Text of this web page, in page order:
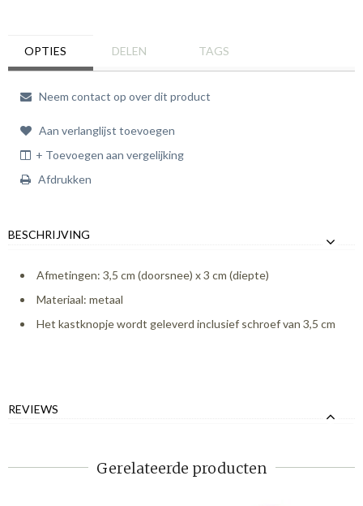
OPTIES DELEN TAGS
Neem contact op over dit product
Aan verlanglijst toevoegen
+ Toevoegen aan vergelijking
Afdrukken
BESCHRIJVING
Afmetingen: 3,5 cm (doorsnee) x 3 cm (diepte)
Materiaal: metaal
Het kastknopje wordt geleverd inclusief schroef van 3,5 cm
REVIEWS
Gerelateerde producten